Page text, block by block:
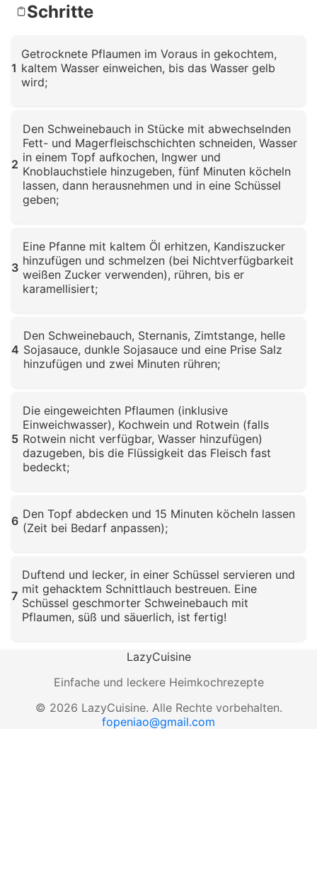
Schritte
1
Getrocknete Pflaumen im Voraus in gekochtem,
kaltem Wasser einweichen, bis das Wasser gelb
wird;
2
Den Schweinebauch in Stücke mit abwechselnden
Fett- und Magerfleischschichten schneiden, Wasser
in einem Topf aufkochen, Ingwer und
Knoblauchstiele hinzugeben, fünf Minuten köcheln
lassen, dann herausnehmen und in eine Schüssel
geben;
3
Eine Pfanne mit kaltem Öl erhitzen, Kandiszucker
hinzufügen und schmelzen (bei Nichtverfügbarkeit
weißen Zucker verwenden), rühren, bis er
karamellisiert;
4
Den Schweinebauch, Sternanis, Zimtstange, helle
Sojasauce, dunkle Sojasauce und eine Prise Salz
hinzufügen und zwei Minuten rühren;
5
Die eingeweichten Pflaumen (inklusive
Einweichwasser), Kochwein und Rotwein (falls
Rotwein nicht verfügbar, Wasser hinzufügen)
dazugeben, bis die Flüssigkeit das Fleisch fast
bedeckt;
6 Den Topf abdecken und 15 Minuten köcheln lassen
(Zeit bei Bedarf anpassen);
7
Duftend und lecker, in einer Schüssel servieren und
mit gehacktem Schnittlauch bestreuen. Eine
Schüssel geschmorter Schweinebauch mit
Pflaumen, süß und säuerlich, ist fertig!
LazyCuisine
Einfache und leckere Heimkochrezepte
© 2026 LazyCuisine. Alle Rechte vorbehalten.
fopeniao@gmail.com